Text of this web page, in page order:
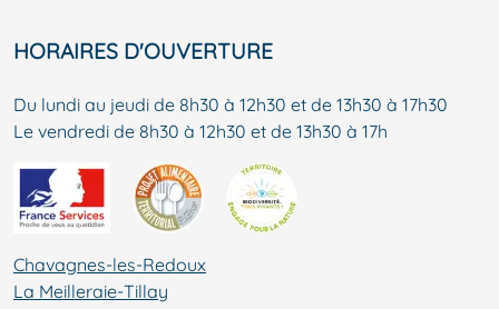
HORAIRES D'OUVERTURE
Du lundi au jeudi de 8h30 à 12h30 et de 13h30 à 17h30
Le vendredi de 8h30 à 12h30 et de 13h30 à 17h
Chavagnes-les-Redoux
La Meilleraie-Tillay